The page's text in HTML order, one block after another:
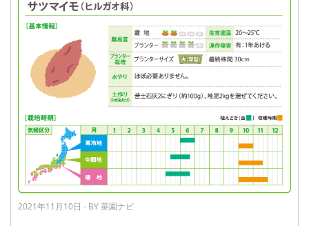
2021年11月10日 - BY 菜園ナビ